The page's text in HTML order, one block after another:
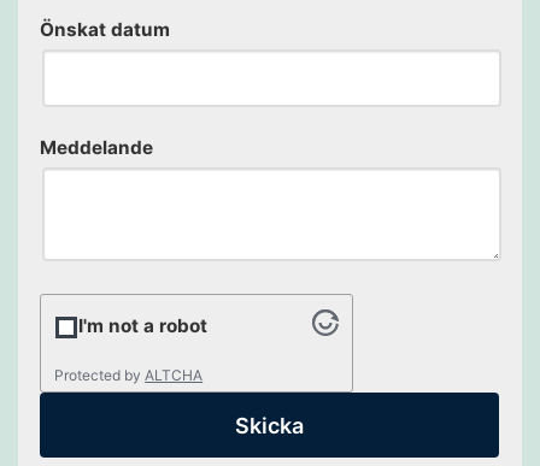
Önskat datum
Meddelande
I'm not a robot
Protected byALTCHA